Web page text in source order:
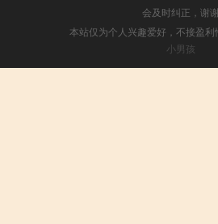
会及时纠正，谢谢
本站仅为个人兴趣爱好，不接盈
小男孩